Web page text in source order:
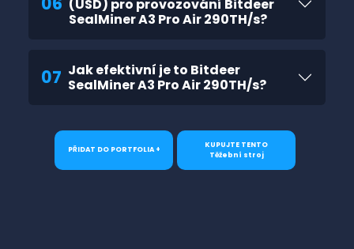
(USD) pro provozování Bitdeer
SealMiner A3 Pro Air 290TH/s?
07 Jak efektivní je to Bitdeer
SealMiner A3 Pro Air 290TH/s?
PŘIDAT DO PORTFOLIA +
KUPUJTE TENTO
Těžební stroj